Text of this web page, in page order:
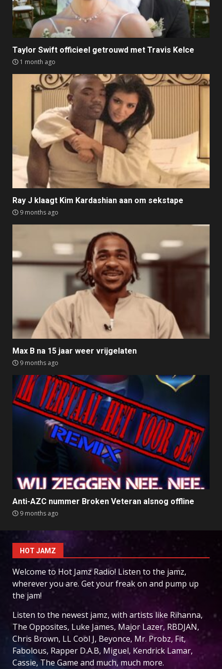
Taylor Swift officieel getrouwd met Travis Kelce
1 month ago
Ray J klaagt Kim Kardashian aan om sekstape
9 months ago
Max B na 15 jaar weer vrijgelaten
9 months ago
Anti-AZC nummer Broken Veteran alsnog offline
9 months ago
HOT JAMZ
Welcome to Hot Jamz Radio! Listen to the jamz,
wherever you are. Get your freak on and pump up
the jam!
Listen to the newest jamz, with artists like Rihanna,
The Opposites, Luke James, Major Lazer, RBDJAN,
Chris Brown, LL Cool J, Beyonce, Mr. Probz, Fit,
Fabolous, Rapper D.A.B, Miguel, Kendrick Lamar,
Cassie, The Game and much, much more.